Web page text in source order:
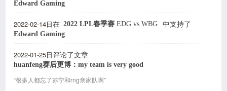
Edward Gaming
2022-02-14日在 2022 LPL春季赛EDG vs WBG
中支持了
Edward Gaming
2022-01-25日评论了文章
huanfeng赛后更博：my team is very good
“很多人都忘了苏宁和rng亲家队啊”